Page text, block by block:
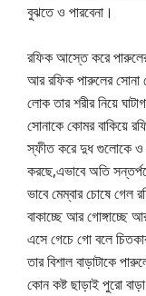
বুঝতে ও পারবেনা।
রফিক আস্তে করে
আর রফিক পারুলের সোনা
লোক তার শরীর নিয়ে
সোনাকে কোমর বাকিয়ে
স্ফীত করে দুধ গুলোকে ও
করছে,এভাবে অতি
ভাবে মেম্বার চোষে গেল
বাকাচ্ছে আর গোঙ্গাচ্ছে
এসে গেচে গো বলে
তার বিশাল বাড়াটাকে
কোন কষ্ট ছাড়াই পুরো